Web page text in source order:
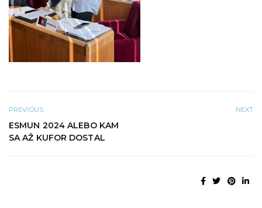
PREVIOUS
ESMUN 2024 ALEBO KAM
SA AŽ KUFOR DOSTAL
NEXT